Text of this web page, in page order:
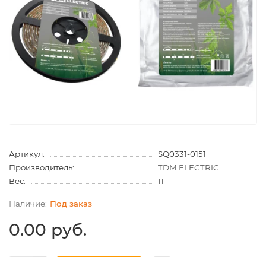
Артикул:
SQ0331-0151
Производитель:
TDM ELECTRIC
Вес:
11
Под заказ
0.00 руб.